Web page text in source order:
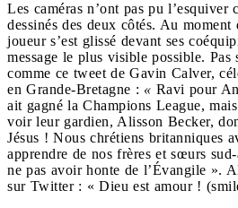
Les caméras n’ont pas pu l’esquiver
dessinés des deux côtés. Au
joueur s’est glissé devant ses
message le plus visible possible. Pas
comme ce tweet de Gavin Calver,
en Grande-Bretagne : « Ravi pour
ait gagné la Champions League,
voir leur gardien, Alisson Becker,
Jésus ! Nous chrétiens britanniques
apprendre de nos frères et sœurs
ne pas avoir honte de l’Évangile ».
sur Twitter : « Dieu est amour !